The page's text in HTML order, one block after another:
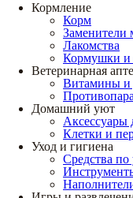
Кормление
Корм
Заменители
Лакомства
Кормушки и
Ветеринарная
Витамины и
Домашний уют
Аксессуары
Клетки и
Уход и гигиена
Средства по